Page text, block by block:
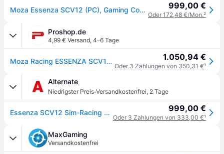
Moza Essenza SCV12 (PC), Gaming Controller, Schwarz 999,00 €
Oder 172,48 €/Mon.²
Proshop.de
4,99 € Versand, 4–6 Tage
Moza Racing ESSENZA SCV12 Lamborghini - Lenkrad 1.050,94 €
Oder 3 Zahlungen von 350,31 €¹
Alternate
Niedrigster Preis·Versandkostenfrei, 2 Tage
Essenza SCV12 Sim-Racing Steering Wheel, Austausch-Lenkrad 999,00 €
Oder 3 Zahlungen von 333,00 €¹
MaxGaming
Versandkostenfrei